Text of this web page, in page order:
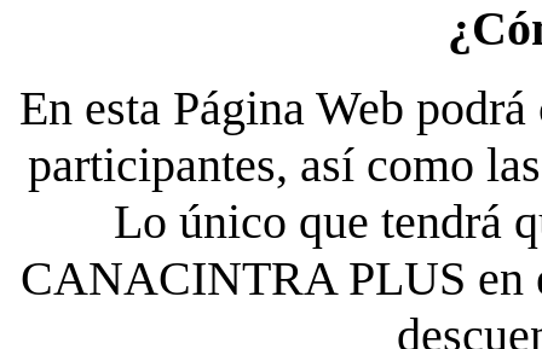
En esta Página Web
participantes, así como
Lo único que tendrá
CANACINTRA PLUS en